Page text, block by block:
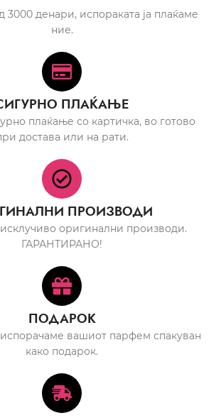
3000 денари, испораката ја плаќаме
ние.
ПЛАЌАЊЕ
плаќање со картичка, во готово
достава или на рати.
ПРОИЗВОДИ
оригинални производи.
ГАРАНТИРАНО!
ПОДАРОК
вашиот парфем спакуван
како подарок.